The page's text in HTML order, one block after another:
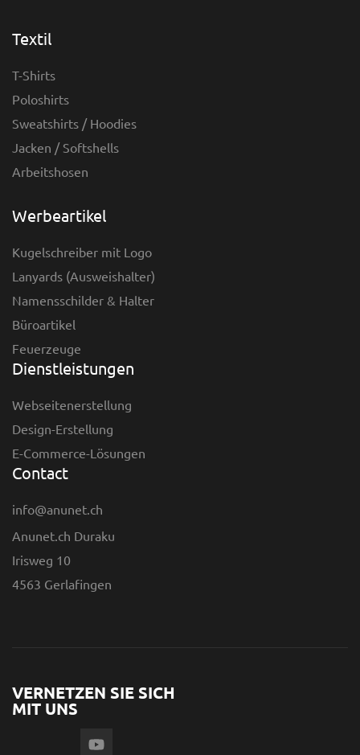
Textil
T-Shirts
Poloshirts
Sweatshirts / Hoodies
Jacken / Softshells
Arbeitshosen
Werbeartikel
Kugelschreiber mit Logo
Lanyards (Ausweishalter)
Namensschilder & Halter
Büroartikel
Feuerzeuge
Dienstleistungen
Webseitenerstellung
Design-Erstellung
E-Commerce-Lösungen
Contact
info@anunet.ch
Anunet.ch Duraku
Irisweg 10
4563 Gerlafingen
VERNETZEN SIE SICH
MIT UNS